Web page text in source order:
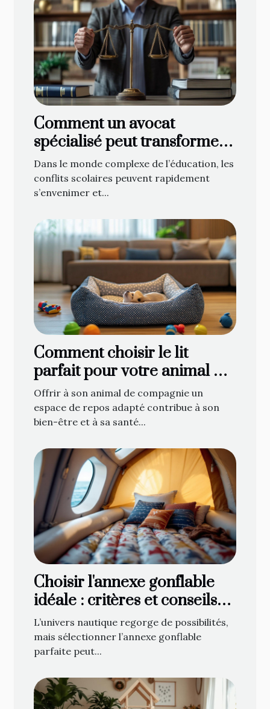
Comment un avocat
spécialisé peut transformer
les conflits scolaires ?
Dans le monde complexe de l’éducation, les
conflits scolaires peuvent rapidement
s’envenimer et...
Comment choisir le lit
parfait pour votre animal de
compagnie
Offrir à son animal de compagnie un
espace de repos adapté contribue à son
bien-être et à sa santé...
Choisir l'annexe gonflable
idéale : critères et conseils
d'achat
L’univers nautique regorge de possibilités,
mais sélectionner l’annexe gonflable
parfaite peut...